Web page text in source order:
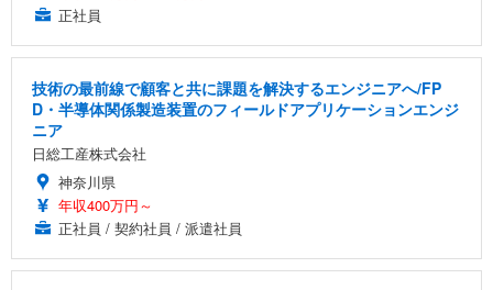
正社員
技術の最前線で顧客と共に課題を解決するエンジニアへ/FP
D・半導体関係製造装置のフィールドアプリケーションエンジ
ニア
日総工産株式会社
神奈川県
年収400万円～
正社員 / 契約社員 / 派遣社員